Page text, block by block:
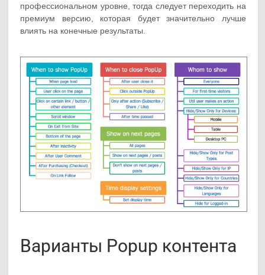
профессиональном уровне, тогда следует переходить на
премиум версию, которая будет значительно лучше
влиять на конечные результаты.
Варианты Popup контента